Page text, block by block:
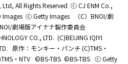
All Rights Reserved ⓒ CJ ENM Co.,
ⓒ Getty Images
（C）BNOI/劇
劇場版アイナナ製作委員会
CO., LTD. (C)BEIJING IQIYI
原作：モンキー・パンチ (C)TMS・
・NTV ©BS-TBS ©BS-TBS ⓒ Getty